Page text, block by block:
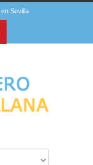
Sevilla